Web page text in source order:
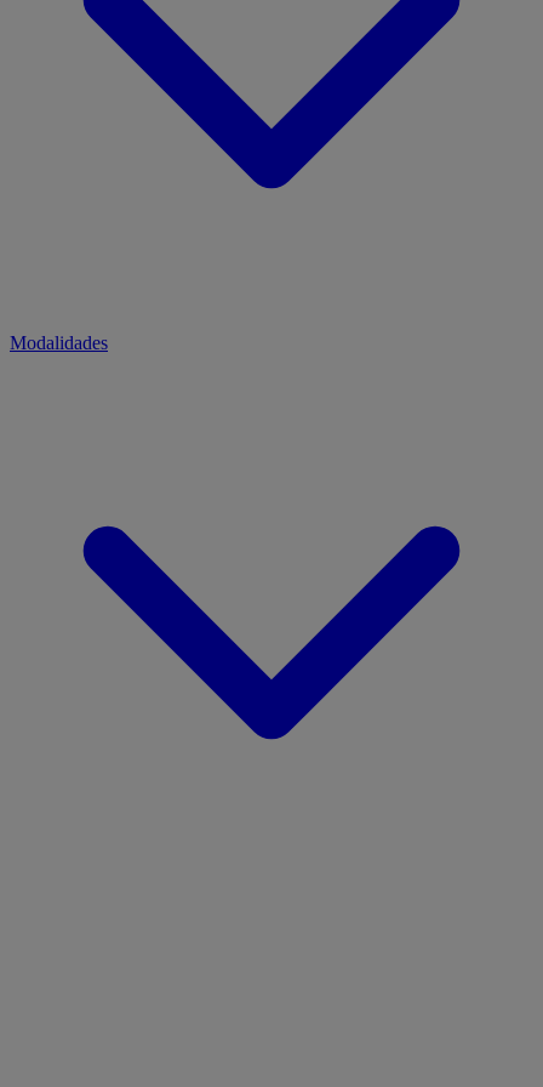
Modalidades